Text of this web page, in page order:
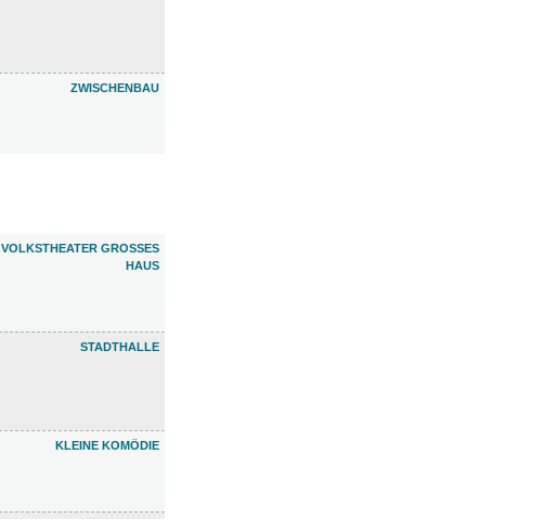
ZWISCHENBAU
VOLKSTHEATER GROSSES H
AUS
STADTHALLE
KLEINE KOMÖDIE